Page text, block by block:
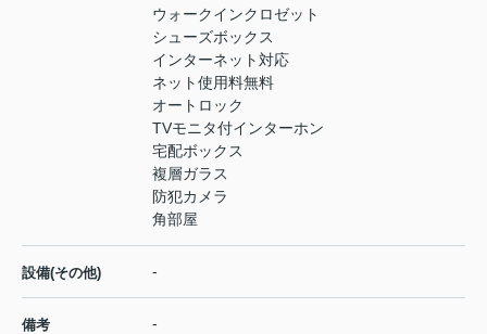
ウォークインクロゼット
シューズボックス
インターネット対応
ネット使用料無料
オートロック
TVモニタ付インターホン
宅配ボックス
複層ガラス
防犯カメラ
角部屋
設備(その他) -
備考 -